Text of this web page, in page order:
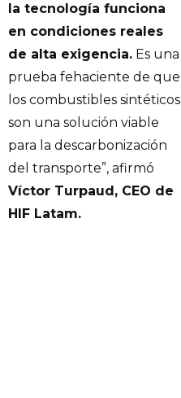
la tecnología funciona
en condiciones reales
de alta exigencia. Es una
prueba fehaciente de que
los combustibles sintéticos
son una solución viable
para la descarbonización
del transporte”, afirmó
Víctor Turpaud, CEO de
HIF Latam.